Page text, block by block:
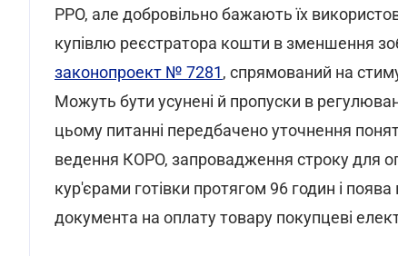
РРО, але добровільно бажають їх
купівлю реєстратора кошти в зменшення
законопроект № 7281, спрямований на
Можуть бути усунені й пропуски в
цьому питанні передбачено уточнення
ведення КОРО, запровадження строку для
кур'єрами готівки протягом 96 годин і
документа на оплату товару покупцеві